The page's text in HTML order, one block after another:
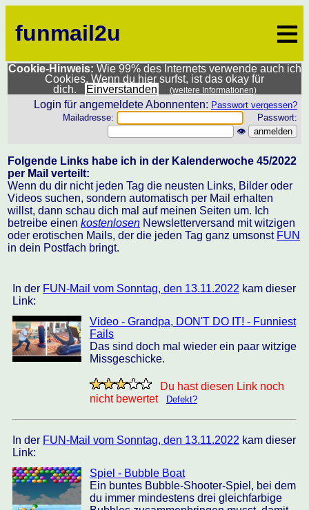
funmail2u ≡
Cookie-Hinweis: Wie 99% des Internets verwende auch ich
Cookies. Wenn du hier surfst, ist das okay für
dich.
Einverstanden (weitere Informationen)
Login für angemeldete Abonnenten: Passwort vergessen?
Mailadresse:
Passwort:
👁
Folgende Links habe ich in der Kalenderwoche 45/2022
per Mail verteilt:
Wenn du dir nicht jeden Tag die neusten Links, Bilder oder
Videos suchen, sondern automatisch per Mail erhalten
willst, dann schau dich mal auf meinen Seiten um. Ich
betreibe einen kostenlosen Newsletterversand mit witzigen
oder erotischen Mails, der die jeden Tag ganz umsonst FUN
in dein Postfach bringt.
In der FUN-Mail vom Sonntag, den 13.11.2022 kam dieser
Link:
Video - Grandpa, DON'T DO IT! - Funniest
Fails
Das sind doch mal wieder ein paar witzige
Missgeschicke.
Du hast diesen Link noch
nicht bewertet
Defekt?
In der FUN-Mail vom Sonntag, den 13.11.2022 kam dieser
Link:
Spiel - Bubble Boat
Ein buntes Bubble-Shooter-Spiel, bei dem
du immer mindestens drei gleichfarbige